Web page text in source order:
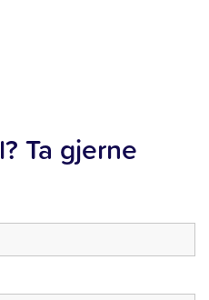
Ta gjerne